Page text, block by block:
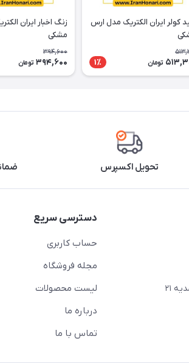
کولر ایران الکتریک مدل ارس
تومان 1٪
زنگ اخبار ایران
مشکی
394,600
394,600 تومان
تحویل اکسپرس
۲۱
دسترسی سریع
حساب کاربری
مجله فروشگاه
لیست محصولات
درباره ما
تماس با ما